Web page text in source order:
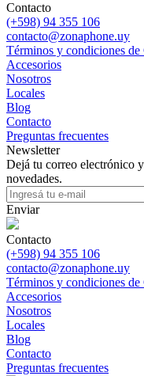
Contacto
(+598) 94 355 106
contacto@zonaphone.uy
Términos y condiciones de
Accesorios
Nosotros
Locales
Blog
Contacto
Preguntas frecuentes
Newsletter
Dejá tu correo electrónico
novedades.
Enviar
Contacto
(+598) 94 355 106
contacto@zonaphone.uy
Términos y condiciones de
Accesorios
Nosotros
Locales
Blog
Contacto
Preguntas frecuentes